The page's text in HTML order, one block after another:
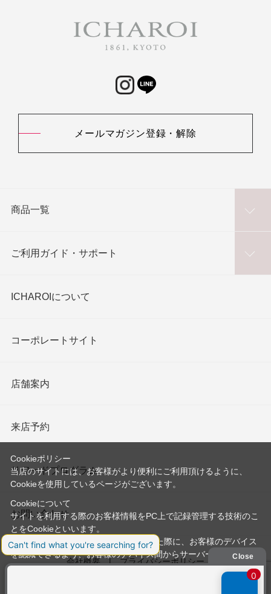
メールマガジン登録・解除
商品一覧
ご利用ガイド・サポート
ICHAROIについて
コーポレートサイト
店舗案内
来店予約
リワードプログラム
お問い合わせ
会社概要 プライバシーポリシー
Cookieポリシー
当店のサイトには、お客様がより便利にご利用頂けるように、
Cookieを使用しているページがございます。
Cookieについて
サイトを利用する際のお客様情報をPC上で記録管理する技術のこ
とをCookieといいます。
Cookieはお客様がサイトを再訪問された際に、お客様のデバイス
を認識できるよう、お客様のデバイス間からサーバーへ送り返さ
れます。
なお、Cookieに保存されている情報のみで、お客様個人を特定す